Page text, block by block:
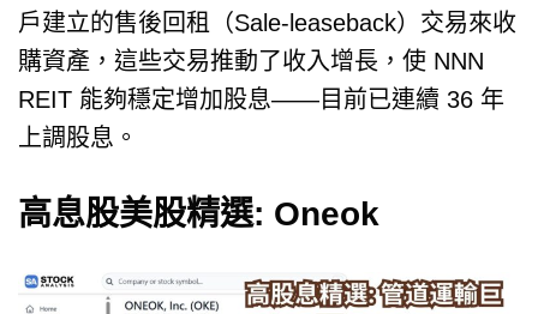
戶建立的售後回租（Sale-leaseback）交易來收
購資產，這些交易推動了收入增長，使 NNN
REIT 能夠穩定增加股息——目前已連續 36 年
上調股息。
高息股美股精選: Oneok